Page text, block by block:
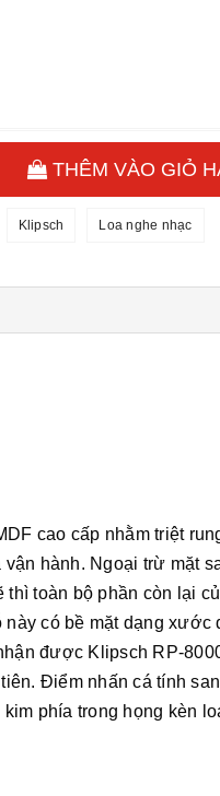
THÊM VÀO GIỎ
Klipsch Loa nghe nhạc
cao cấp nhằm triệt
hành. Ngoại trừ mặt
toàn bộ phần còn lại
có bề mặt dạng xước
được Klipsch RP-
Điểm nhấn cá tính
phía trong họng kèn